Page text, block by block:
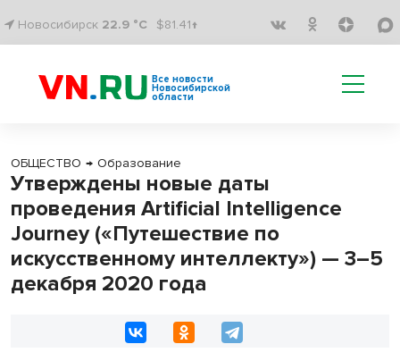
Новосибирск 22.9 °C $81.41↑
Все новости
Новосибирской
области
ОБЩЕСТВО → Образование
Утверждены новые даты
проведения Artificial Intelligence
Journey («Путешествие по
искусственному интеллекту») — 3–5
декабря 2020 года